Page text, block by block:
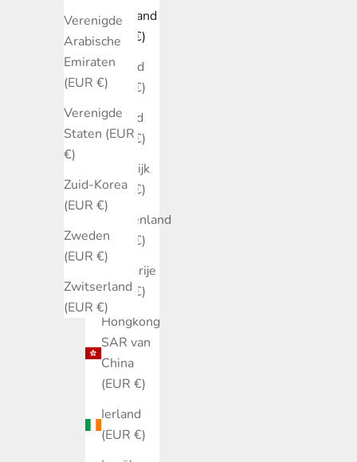
Verenigde
Arabische
Emiraten
(EUR €)
Verenigde
Staten (EUR
€)
Zuid-Korea
(EUR €)
Zweden
(EUR €)
Zwitserland
(EUR €)
Duitsland
(EUR €)
Estland
(EUR €)
Finland
(EUR €)
Frankrijk
(EUR €)
Griekenland
(EUR €)
Hongarije
(EUR €)
Hongkong
SAR van
China
(EUR €)
Ierland
(EUR €)